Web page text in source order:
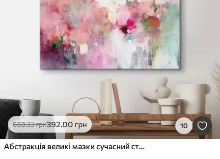
653.33грн392 .00 грн 10